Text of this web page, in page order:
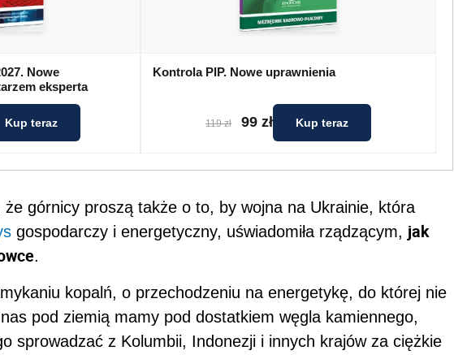
Nowe
eksperta
Kup teraz
Kontrola PIP. Nowe uprawnienia
119 zł 99 zł Kup teraz
że górnicy proszą także o to, by wojna na Ukrainie, która
gospodarczy i energetyczny, uświadomiła rządzącym, jak
.
kopalń, o przechodzeniu na energetykę, do której nie
pod ziemią mamy pod dostatkiem węgla kamiennego,
sprowadzać z Kolumbii, Indonezji i innych krajów za ciężkie